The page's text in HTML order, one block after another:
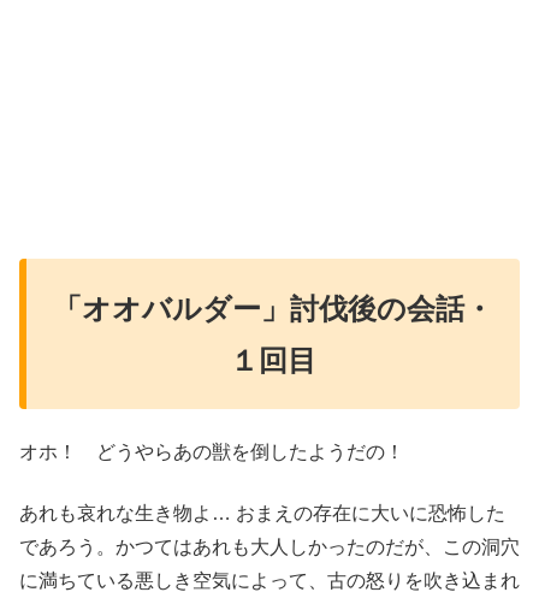
「オオバルダー」討伐後の会話・
１回目
オホ！ どうやらあの獣を倒したようだの！
あれも哀れな生き物よ… おまえの存在に大いに恐怖した
であろう。かつてはあれも大人しかったのだが、この洞穴
に満ちている悪しき空気によって、古の怒りを吹き込まれ